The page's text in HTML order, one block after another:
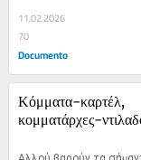
11.02.2026
70
Documento
Κόμματα-καρτέλ,
κομματάρχες-